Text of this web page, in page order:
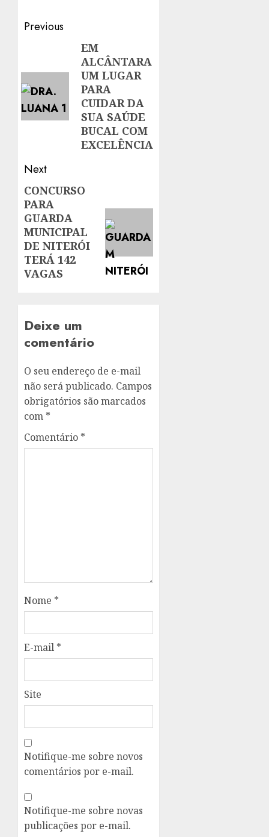
Post
navigation
Previous
EM
ALCÂNTARA
UM LUGAR
PARA
CUIDAR DA
SUA SAÚDE
BUCAL COM
EXCELÊNCIA
Next
Next
post:
CONCURSO
PARA
GUARDA
MUNICIPAL
DE NITERÓI
TERÁ 142
VAGAS
Deixe um
comentário
O seu endereço de e-mail
não será publicado. Campos
obrigatórios são marcados
com *
Comentário *
Nome *
E-mail *
Site
Notifique-me sobre novos
comentários por e-mail.
Notifique-me sobre novas
publicações por e-mail.